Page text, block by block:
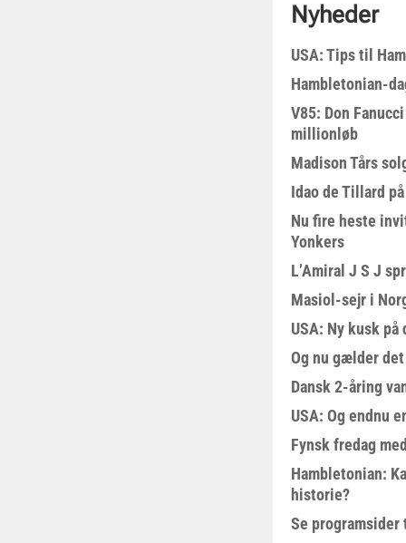
Nyheder
USA: Tips til
Hambletonian-
V85: Don
millionløb
Madison Tårs
Idao de Tillard
Nu fire heste
Yonkers
L’Amiral J S J
Masiol-sejr i
USA: Ny kusk på
Og nu gælder
Dansk 2-åring
USA: Og endnu
Fynsk fredag
Hambletonian:
historie?
Se